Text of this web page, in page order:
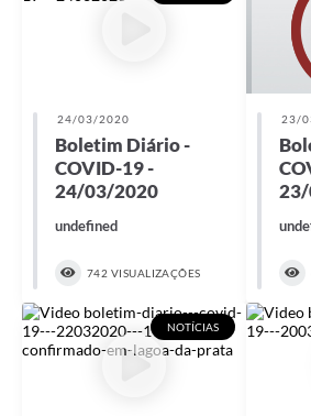
24/03/2020
Boletim Diário -
COVID-19 -
24/03/2020
undefined
742 VISUALIZAÇÕES
23/
NOTÍCIAS